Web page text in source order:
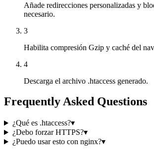
Añade redirecciones personalizadas y
necesario.
3
Habilita compresión Gzip y caché del
4
Descarga el archivo .htaccess generado.
Frequently Asked Questions
¿Qué es .htaccess?▾
¿Debo forzar HTTPS?▾
¿Puedo usar esto con nginx?▾